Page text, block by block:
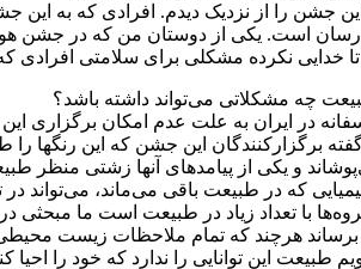
جشن را از نزدیک دیدم. افرادی که به این
رسان است. یکی از دوستان من که در جشن
خدایی نکرده مشکلی برای سلامتی افرادی
چه مشکلاتی می‌تواند داشته باشد؟
در ایران به علت عدم امکان برگزاری
برگزارکنندگان این جشن که این رنگها
و یکی از پیامدهای آنها زشتی منظر
که در طبیعت باقی می‌ماند، می‌تواند در
با تعداد زیاد در طبیعت است ما مبحثی
هرچند که تمام ملاحظات زیست
طبیعت این توانایی را ندارد که خود را